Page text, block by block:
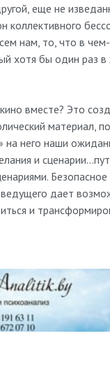
еще не
коллективного
нам, то, что в
хотя бы один раз
вместе? Это
материал,
на него наши
и
дает
и